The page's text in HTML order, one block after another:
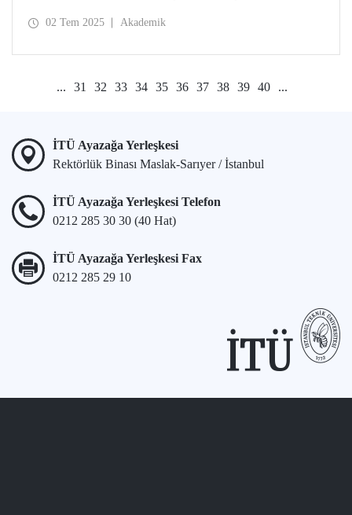
Üniversitesi, üç Avrupa üniversitesi ile birlikte pazara
02 Tem 2025 Akademik
... 31 32 33 34 35 36 37 38 39 40 ...
İTÜ Ayazağa Yerleşkesi
Rektörlük Binası Maslak-Sarıyer / İstanbul
İTÜ Ayazağa Yerleşkesi Telefon
0212 285 30 30 (40 Hat)
İTÜ Ayazağa Yerleşkesi Fax
0212 285 29 10